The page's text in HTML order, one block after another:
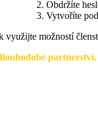
Obdržíte
Vytvoříte
využijte možností